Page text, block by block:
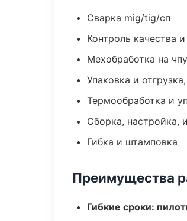
Сварка mig/tig/сп
Контроль качества
Мехобработка на чпу
Упаковка и
Термообработка и
Сборка, настройка,
Гибка и штамповка
Преимущества
Гибкие сроки: